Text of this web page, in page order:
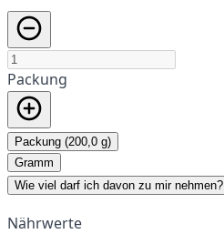
Packung
Packung (200,0 g)
Gramm
Wie viel darf ich davon zu mir nehmen?
Nährwerte